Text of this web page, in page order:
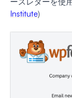
Institute)